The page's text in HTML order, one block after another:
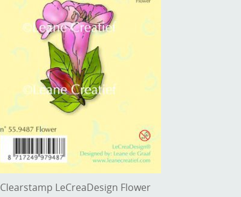
Clearstamp LeCreaDesign Flower